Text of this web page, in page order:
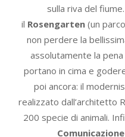
sulla riva del
il Rosengarten (un
non perdere la
assolutamente la
portano in cima e
poi ancora: il
realizzato dall’architetto
200 specie di animali.
Comunicazione